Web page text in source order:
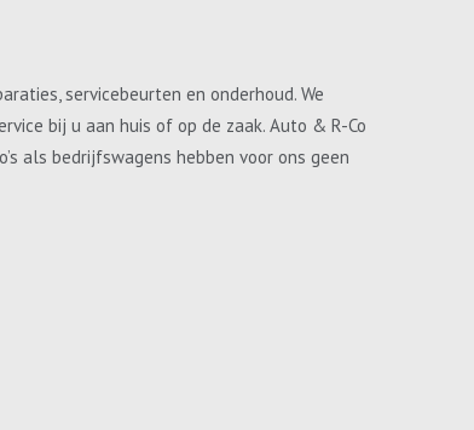
servicebeurten en onderhoud. We
bij u aan huis of op de zaak. Auto & R-Co
als bedrijfswagens hebben voor ons geen